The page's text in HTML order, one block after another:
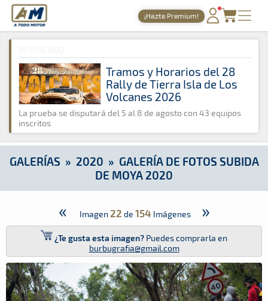
A Todo Motor · Revista del motor desde 1999
¡Hazte Premium!
PORTADA
TIEMPOS ONLINE
NOTICIAS
AGENDA
GALERÍAS
TIENDA
A Todo Motor » Galerías » 2020 » Galería de Fotos Subida de
Tramos y Horarios del 28
Rally de Tierra Isla de Los
Volcanes 2026
La prueba se disputará del 5 al 8 de agosto con 43 equipos
inscritos
GALERÍAS » 2020 » GALERÍA DE FOTOS SUBIDA
DE MOYA 2020
« Imagen 22 de 154 Imágenes »
¿Te gusta esta imagen? Puedes comprarla en
burbugrafia@gmail.com